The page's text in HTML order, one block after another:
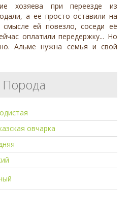
хозяева при переезде из
а её просто оставили на
смысле ей повезло, соседи её
оплатили передержку... Но
Альме нужна семья и свой
овчарка